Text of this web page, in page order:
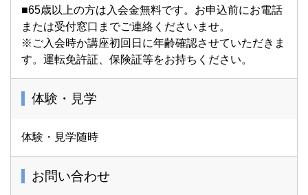
■65歳以上の方は入会金無料です。お申込前にお電話
または受付窓口までご連絡くださいませ。
※ご入会時か講座初回日に年齢確認させていただきま
す。運転免許証、保険証等をお持ちください。
体験・見学
体験・見学随時
お問い合わせ